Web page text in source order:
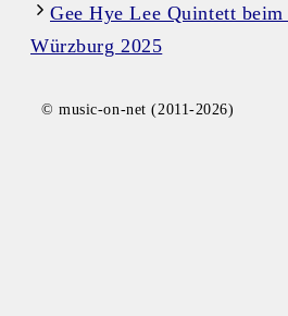
Gee Hye Lee Quintett
Würzburg 2025
© music-on-net (2011-2026)